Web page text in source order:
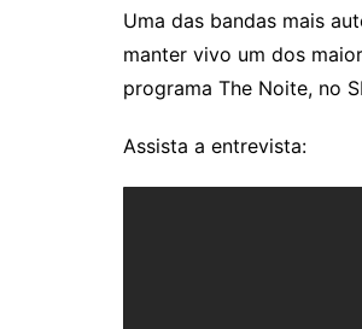
Uma das bandas mais
manter vivo um dos
programa The Noite, no
Assista a entrevista: